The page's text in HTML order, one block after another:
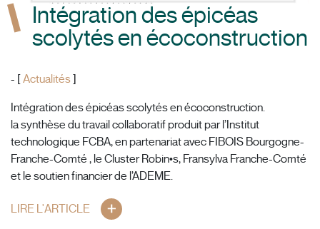
Intégration des épicéas
scolytés en écoconstruction
- [Actualités]
Intégration des épicéas scolytés en écoconstruction.
la synthèse du travail collaboratif produit par l’Institut
technologique FCBA, en partenariat avec FIBOIS Bourgogne-
Franche-Comté , le Cluster Robin•s, Fransylva Franche-Comté
et le soutien financier de l’ADEME.
LIRE L'ARTICLE